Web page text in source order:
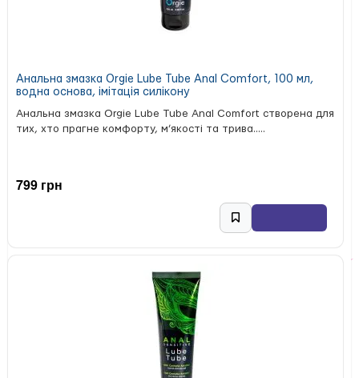
Анальна змазка Orgie Lube Tube Anal Comfort, 100 мл,
водна основа, імітація силікону
Анальна змазка Orgie Lube Tube Anal Comfort створена для
тих, хто прагне комфорту, м’якості та трива.....
799 грн